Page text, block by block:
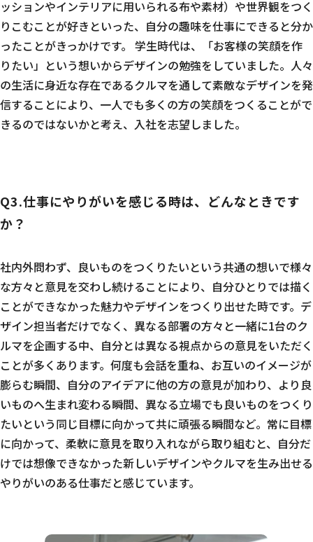
ッションやインテリアに用いられる布や素材）や世界観をつく
りこむことが好きといった、自分の趣味を仕事にできると分か
ったことがきっかけです。 学生時代は、「お客様の笑顔を作
りたい」という想いからデザインの勉強をしていました。人々
の生活に身近な存在であるクルマを通して素敵なデザインを発
信することにより、一人でも多くの方の笑顔をつくることがで
きるのではないかと考え、入社を志望しました。
Q3.仕事にやりがいを感じる時は、どんなときです
か？
社内外問わず、良いものをつくりたいという共通の想いで様々
な方々と意見を交わし続けることにより、自分ひとりでは描く
ことができなかった魅力やデザインをつくり出せた時です。デ
ザイン担当者だけでなく、異なる部署の方々と一緒に1台のク
ルマを企画する中、自分とは異なる視点からの意見をいただく
ことが多くあります。何度も会話を重ね、お互いのイメージが
膨らむ瞬間、自分のアイデアに他の方の意見が加わり、より良
いものへ生まれ変わる瞬間、異なる立場でも良いものをつくり
たいという同じ目標に向かって共に頑張る瞬間など。常に目標
に向かって、柔軟に意見を取り入れながら取り組むと、自分だ
けでは想像できなかった新しいデザインやクルマを生み出せる
やりがいのある仕事だと感じています。